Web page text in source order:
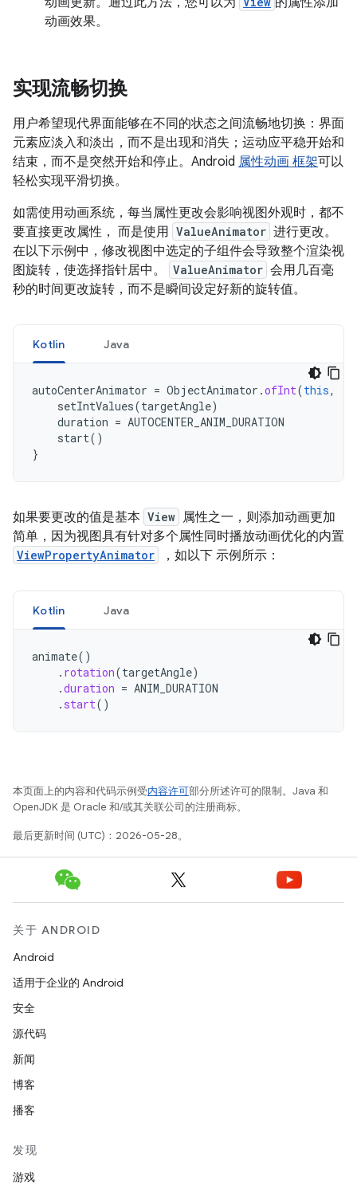
动画效果。
实现流畅切换
用户希望现代界面能够在不同的状态之间流畅地切换：界面
元素应淡入和淡出，而不是出现和消失；运动应平稳开始和
结束，而不是突然开始和停止。Android 属性动画 框架可以
轻松实现平滑切换。
如需使用动画系统，每当属性更改会影响视图外观时，都不
要直接更改属性， 而是使用 ValueAnimator 进行更改。
在以下示例中，修改视图中选定的子组件会导致整个渲染视
图旋转，使选择指针居中。
ValueAnimator 会用几百毫
秒的时间更改旋转，而不是瞬间设定好新的旋转值。
Kotlin Java
autoCenterAnimator = ObjectAnimator .ofInt(this,
setIntValues(targetAngle)
duration = AUTOCENTER_ANIM_DURATION
start()
}
如果要更改的值是基本 View 属性之一，则添加动画更加
简单，因为视图具有针对多个属性同时播放动画优化的内置
ViewPropertyAnimator ，如以下 示例所示：
Kotlin Java
animate()
. rotation(targetAngle)
.duration = ANIM_DURATION
. start()
本页面上的内容和代码示例受内容许可部分所述许可的限制。Java 和
OpenJDK 是 Oracle 和/或其关联公司的注册商标。
最后更新时间 (UTC)：2026-05-28。
关于 ANDROID
Android
适用于企业的 Android
安全
源代码
新闻
博客
播客
发现
游戏